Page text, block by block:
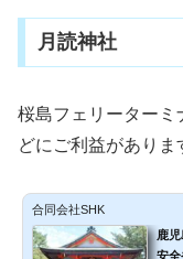
月読神社
桜島フェリーターミ
どにご利益がありま
合同会社SHK
鹿
安全